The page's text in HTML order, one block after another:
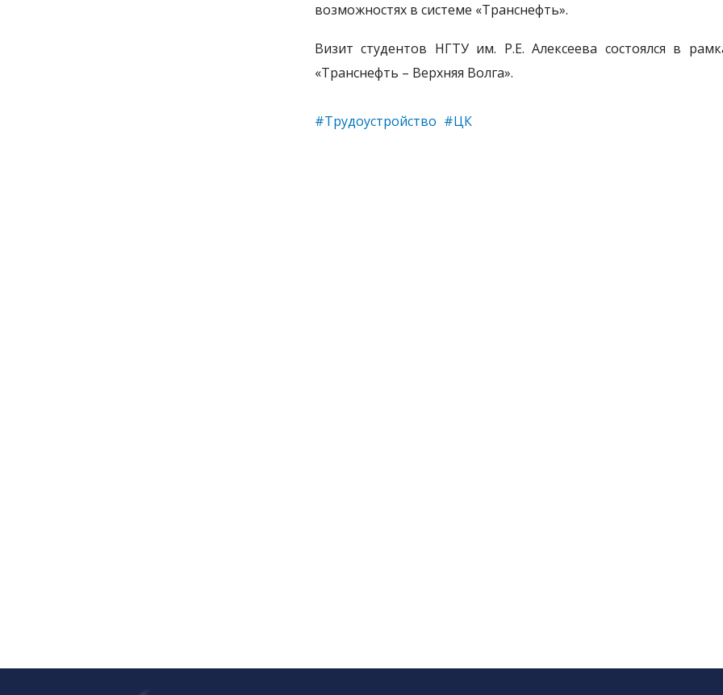
возможностях в системе «Транснефть».
Визит студентов НГТУ им. Р.Е. Алексеева состоялся в
«Транснефть – Верхняя Волга».
#Трудоустройство #ЦК